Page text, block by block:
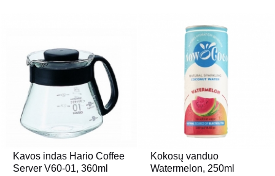
Kavos indas Hario Coffee
Server V60-01, 360ml
Kokosų vanduo
Watermelon, 250ml